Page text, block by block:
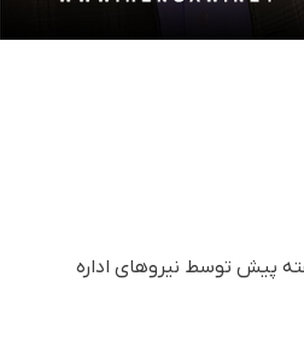
پیش توسط نیروهای ادارە